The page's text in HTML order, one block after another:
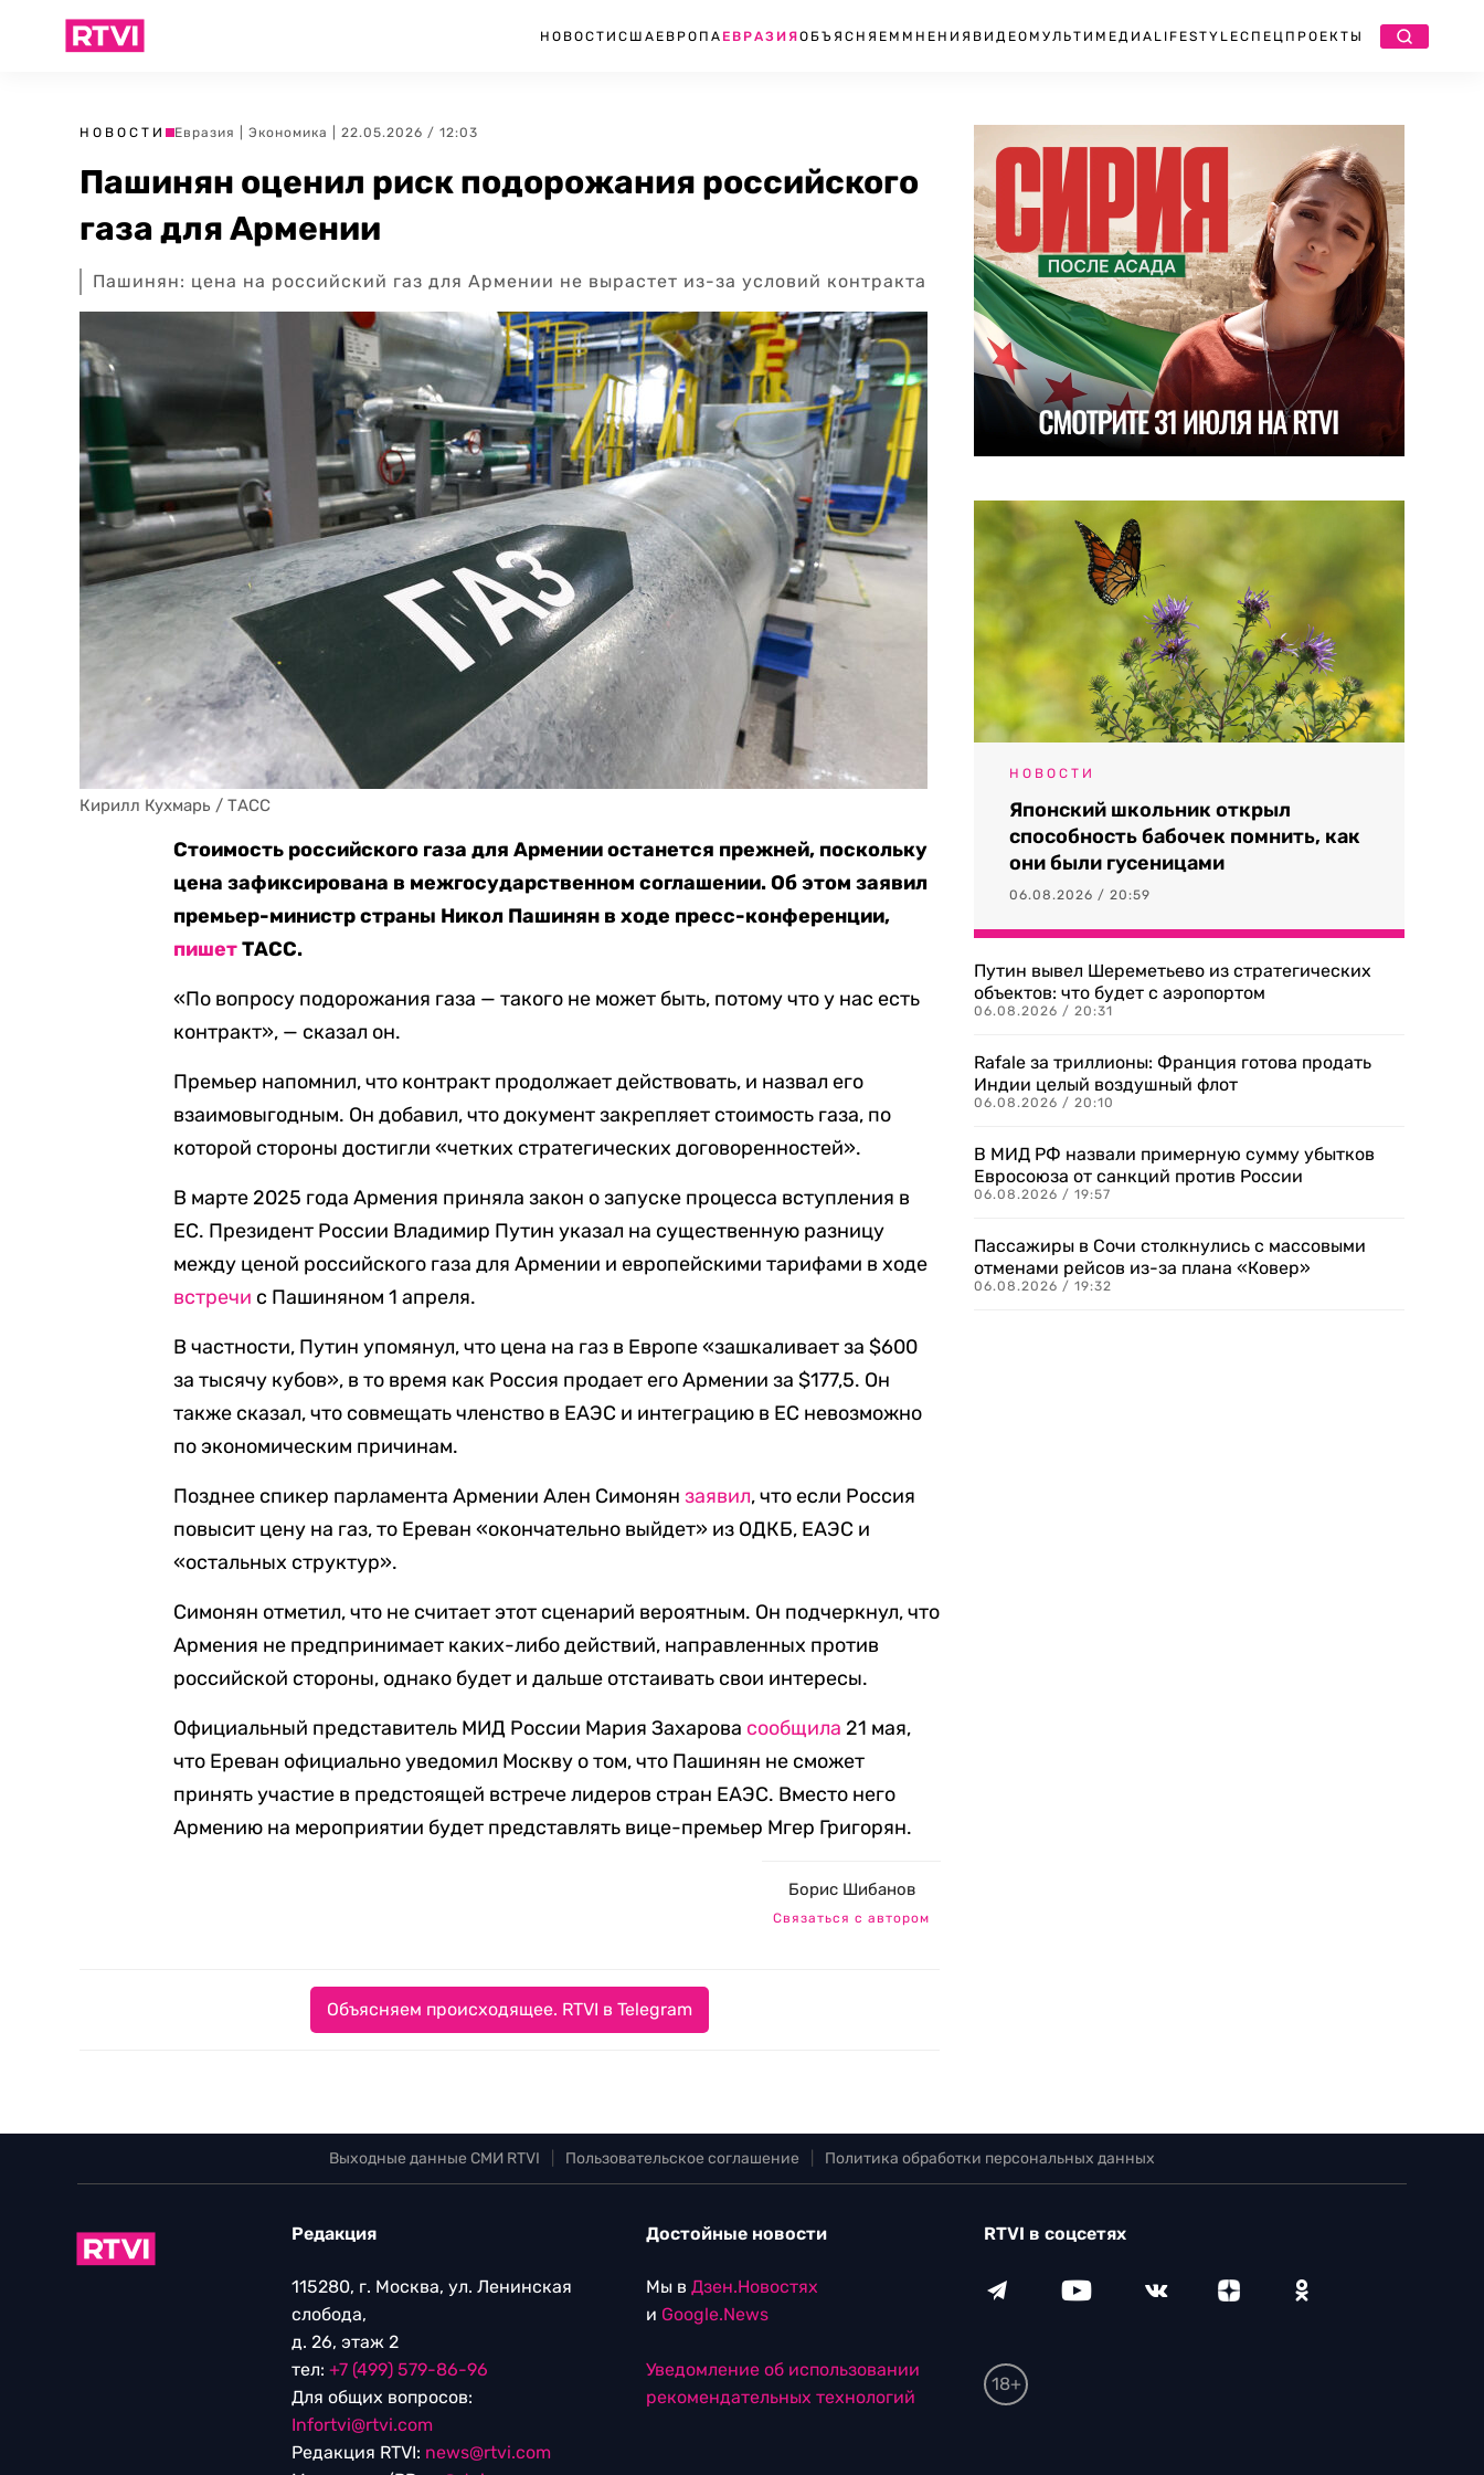
НОВОСТИ США ЕВРОПА ЕВРАЗИЯОБЪЯСНЯЕМ МНЕНИЯ ВИДЕО МУЛЬТИМЕДИА LIFESTYLEСПЕЦПРОЕКТЫ
НОВОСТИ Евразия Экономика | 22.05.2026 / 12:03
Пашинян оценил риск подорожания российского
газа для Армении
Пашинян: цена на российский газ для Армении не вырастет из-за условий контракта
Кирилл Кухмарь / ТАСС
Стоимость российского газа для Армении останется прежней, поскольку
цена зафиксирована в межгосударственном соглашении. Об этом заявил
премьер-министр страны Никол Пашинян в ходе пресс-конференции,
пишетТАСС.
«По вопросу подорожания газа — такого не может быть, потому что у нас есть
контракт», — сказал он.
Премьер напомнил, что контракт продолжает действовать, и назвал его
взаимовыгодным. Он добавил, что документ закрепляет стоимость газа, по
которой стороны достигли «четких стратегических договоренностей».
В марте 2025 года Армения приняла закон о запуске процесса вступления в
ЕС. Президент России Владимир Путин указал на существенную разницу
между ценой российского газа для Армении и европейскими тарифами в ходе
встречи с Пашиняном 1 апреля.
В частности, Путин упомянул, что цена на газ в Европе «зашкаливает за $600
за тысячу кубов», в то время как Россия продает его Армении за $177,5. Он
также сказал, что совмещать членство в ЕАЭС и интеграцию в ЕС невозможно
по экономическим причинам.
Позднее спикер парламента Армении Ален Симонянзаявил, что если Россия
повысит цену на газ, то Ереван «окончательно выйдет» из ОДКБ, ЕАЭС и
«остальных структур».
Симонян отметил, что не считает этот сценарий вероятным. Он подчеркнул, что
Армения не предпринимает каких-либо действий, направленных против
российской стороны, однако будет и дальше отстаивать свои интересы.
Официальный представитель МИД России Мария Захарова сообщила 21 мая,
что Ереван официально уведомил Москву о том, что Пашинян не сможет
принять участие в предстоящей встрече лидеров стран ЕАЭС. Вместо него
Армению на мероприятии будет представлять вице-премьер Мгер Григорян.
Борис Шибанов
Связаться с автором
Объясняем происходящее. RTVI в Telegram
НОВОСТИ
Японский школьник открыл
способность бабочек помнить, как
они были гусеницами
06.08.2026 / 20:59
Путин вывел Шереметьево из стратегических
объектов: что будет с аэропортом
06.08.2026 / 20:31
Rafale за триллионы: Франция готова продать
Индии целый воздушный флот
06.08.2026 / 20:10
В МИД РФ назвали примерную сумму убытков
Евросоюза от санкций против России
06.08.2026 / 19:57
Пассажиры в Сочи столкнулись с массовыми
отменами рейсов из-за плана «Ковер»
06.08.2026 / 19:32
Выходные данные СМИ RTVI Пользовательское соглашение Политика обработки персональных данных
Редакция
115280, г. Москва, ул. Ленинская
слобода,
д. 26, этаж 2
тел: +7 (499) 579-86-96
Для общих вопросов:
Infortvi@rtvi.com
Редакция RTVI: news@rtvi.com
Достойные новости
Мы в Дзен.Новостях
и Google.News
Уведомление об использовании
рекомендательных технологий
RTVI в соцсетях
18+